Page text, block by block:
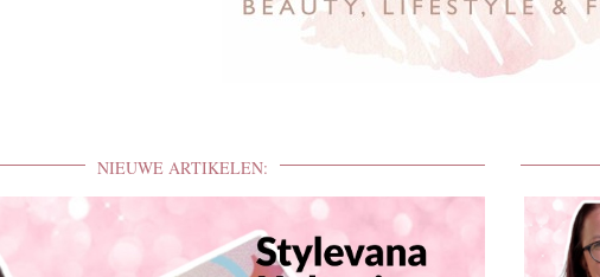
NIEUWE ARTIKELEN: